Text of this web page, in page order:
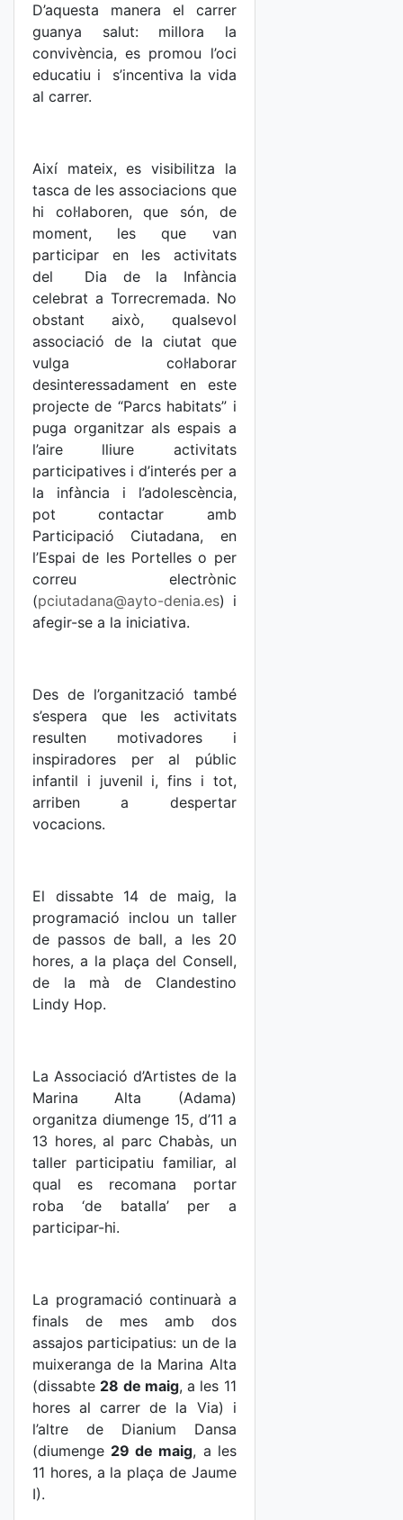
D’aquesta manera el carrer
guanya salut: millora la
convivència, es promou l’oci
educatiu i s’incentiva la vida
al carrer.
Així mateix, es visibilitza la
tasca de les associacions que
hi col·laboren, que són, de
moment, les que van
participar en les activitats
del Dia de la Infància
celebrat a Torrecremada. No
obstant això, qualsevol
associació de la ciutat que
vulga col·laborar
desinteressadament en este
projecte de “Parcs habitats” i
puga organitzar als espais a
l’aire lliure activitats
participatives i d’interés per a
la infància i l’adolescència,
pot contactar amb
Participació Ciutadana, en
l’Espai de les Portelles o per
correu electrònic
(pciutadana@ayto-denia.es) i
afegir-se a la iniciativa.
Des de l’organització també
s’espera que les activitats
resulten motivadores i
inspiradores per al públic
infantil i juvenil i, fins i tot,
arriben a despertar
vocacions.
El dissabte 14 de maig, la
programació inclou un taller
de passos de ball, a les 20
hores, a la plaça del Consell,
de la mà de Clandestino
Lindy Hop.
La Associació d’Artistes de la
Marina Alta (Adama)
organitza diumenge 15, d’11 a
13 hores, al parc Chabàs, un
taller participatiu familiar, al
qual es recomana portar
roba ‘de batalla’ per a
participar-hi.
La programació continuarà a
finals de mes amb dos
assajos participatius: un de la
muixeranga de la Marina Alta
(dissabte 28 de maig, a les 11
hores al carrer de la Via) i
l’altre de Dianium Dansa
(diumenge 29 de maig, a les
11 hores, a la plaça de Jaume
I).